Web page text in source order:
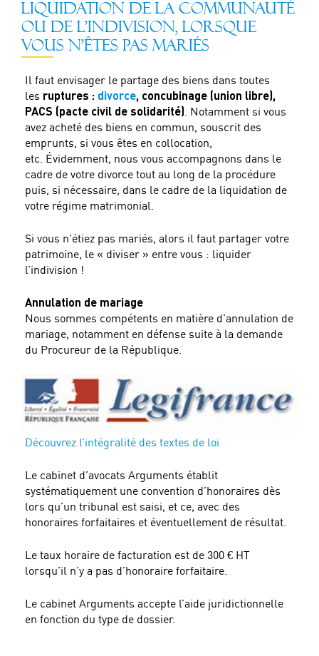
LIQUIDATION DE LA COMMUNAUTÉ
OU DE L’INDIVISION, LORSQUE
VOUS N’ÊTES PAS MARIÉS
Il faut envisager le partage des biens dans toutes
les ruptures : divorce , concubinage (union libre),
PACS (pacte civil de solidarité) . Notamment si vous
avez acheté des biens en commun, souscrit des
emprunts, si vous êtes en collocation,
etc. Évidemment, nous vous accompagnons dans le
cadre de votre divorce tout au long de la procédure
puis, si nécessaire, dans le cadre de la liquidation de
votre régime matrimonial.
Si vous n’étiez pas mariés, alors il faut partager votre
patrimoine, le « diviser » entre vous : liquider
l’indivision !
Annulation de mariage
Nous sommes compétents en matière d’annulation de
mariage, notamment en défense suite à la demande
du Procureur de la République.
Découvrez l’intégralité des textes de loi
Le cabinet d’avocats Arguments établit
systématiquement une convention d’honoraires dès
lors qu’un tribunal est saisi, et ce, avec des
honoraires forfaitaires et éventuellement de résultat.
Le taux horaire de facturation est de 300 € HT
lorsqu’il n’y a pas d’honoraire forfaitaire.
Le cabinet Arguments accepte l’aide juridictionnelle
en fonction du type de dossier.